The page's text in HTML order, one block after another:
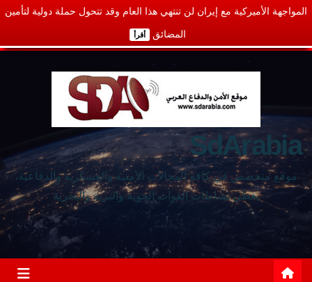
المواجهة الأميركية مع إيران لن تنتهي هذا العام وقد تتحول حملة دولية لتأمين
المضائق أقرأ
SdArabia
موقع متخصص في كافة المجالات الأمنية والعسكرية والدفاعية،
يغطي نشاطات القوات الجوية والبرية والبحرية